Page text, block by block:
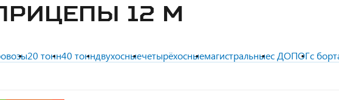
12 М
20 тонн40 тонндвухосныечетырёхосныемагистральныес ДОПОГс